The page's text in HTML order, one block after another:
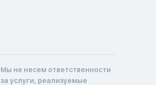
Мы не несем ответственности
за услуги, реализуемые